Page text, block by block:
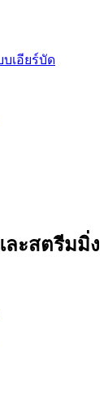
เอียร์บัด
ละสตรีมมิ่ง